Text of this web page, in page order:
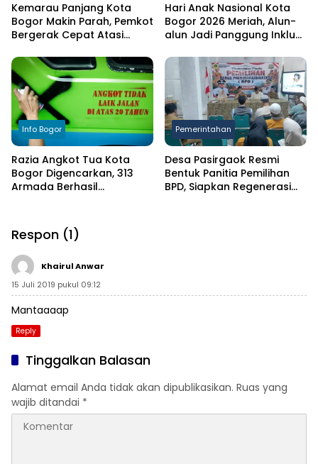
Kemarau Panjang Kota
Bogor Makin Parah, Pemkot
Bergerak Cepat Atasi
Hari Anak Nasional Kota
Bogor 2026 Meriah, Alun-
alun Jadi Panggung Inklusi
Info Bogor
Razia Angkot Tua Kota
Bogor Digencarkan, 313
Armada Berhasil
Pemerintahan
Desa Pasirgaok Resmi
Bentuk Panitia Pemilihan
BPD, Siapkan Regenerasi
Respon (1)
Khairul Anwar
15 Juli 2019 pukul 09:12
Mantaaaap
Reply
Tinggalkan Balasan
Alamat email Anda tidak akan dipublikasikan. Ruas yang
wajib ditandai *